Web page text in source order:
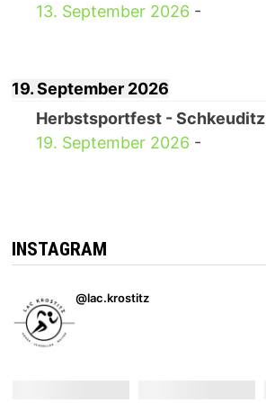
13. September 2026 -
19. September 2026
Herbstsportfest - Schkeuditz
19. September 2026 -
INSTAGRAM
@lac.krostitz